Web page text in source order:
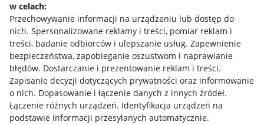
w celach:
Przechowywanie informacji na urządzeniu lub dostęp do
nich. Spersonalizowane reklamy i treści, pomiar reklam i
treści, badanie odbiorców i ulepszanie usług. Zapewnienie
bezpieczeństwa, zapobieganie oszustwom i naprawianie
błędów. Dostarczanie i prezentowanie reklam i treści.
Zapisanie decyzji dotyczących prywatności oraz informowanie
o nich. Dopasowanie i łączenie danych z innych źródeł.
Łączenie różnych urządzeń. Identyfikacja urządzeń na
podstawie informacji przesyłanych automatycznie.
Allegro Gadane dla sprzedających
Allegro Gadane dla kupujących
Mapa miejscowości
Informacje prawne
Regulamin